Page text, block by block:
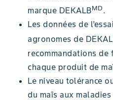
marque DEKALBMD.
Les données de
agronomes de
recommandations
chaque produit de
Le niveau tolérance
du maïs aux